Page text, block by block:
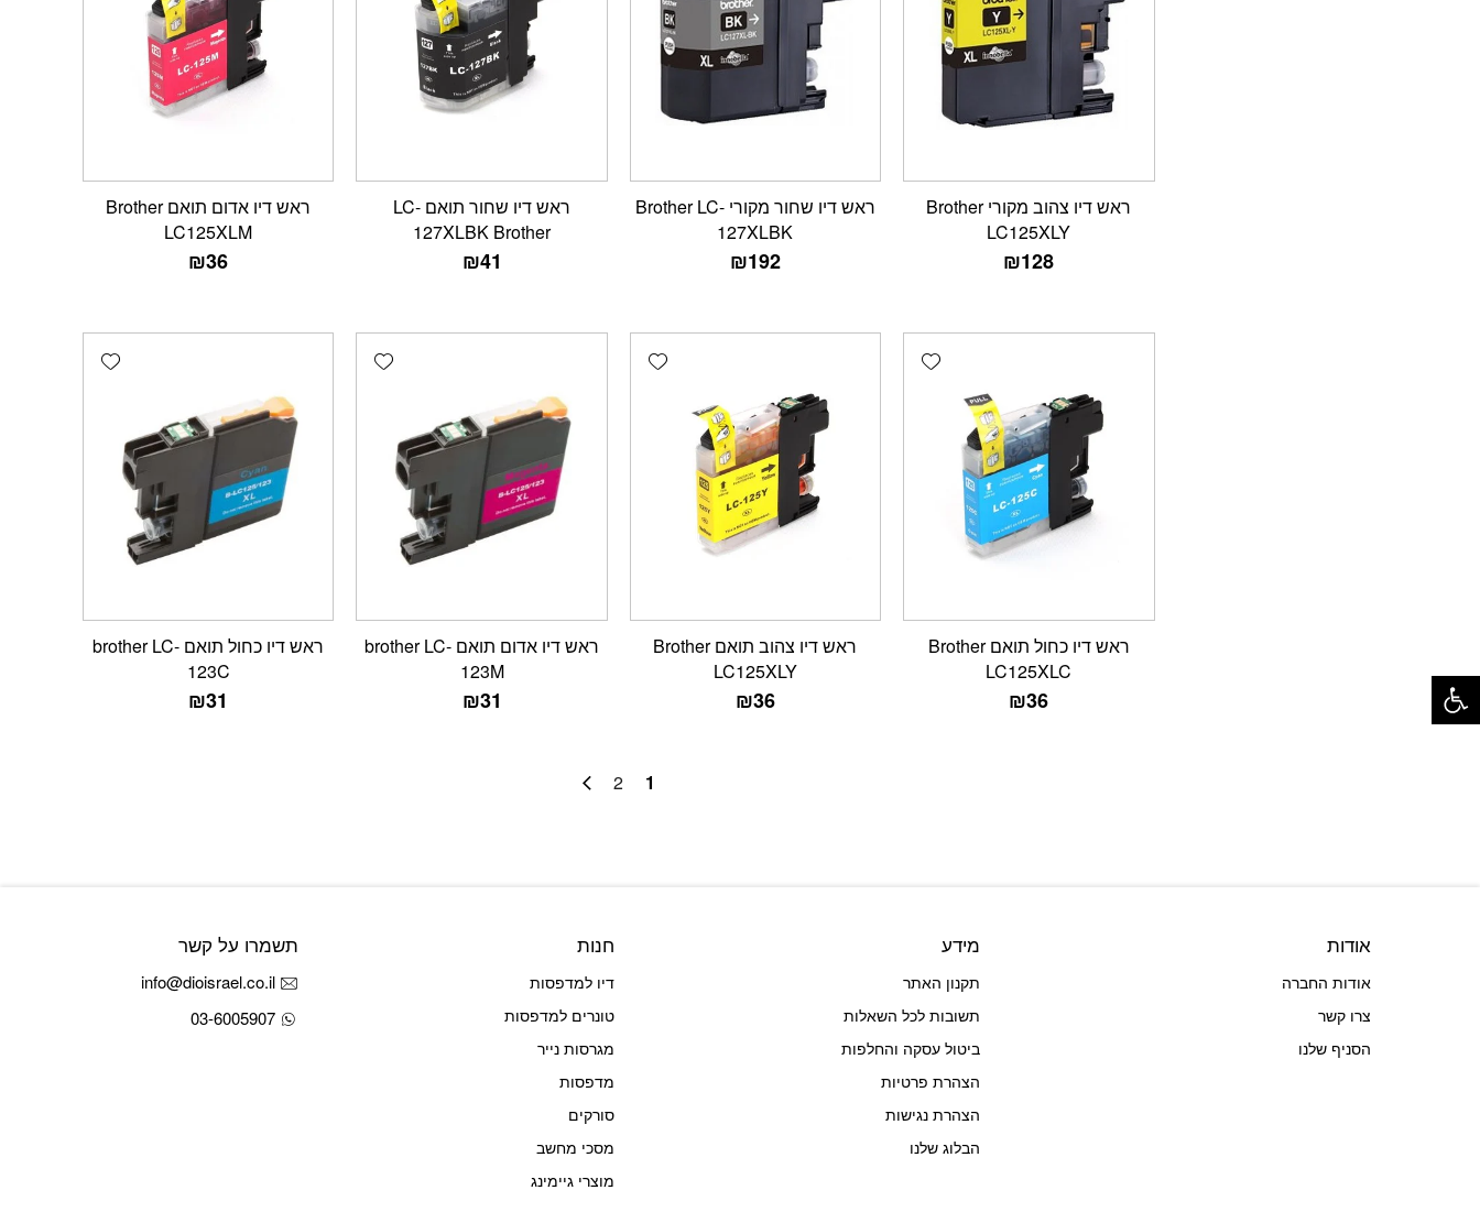
ראש דיו צהוב מקורי Brother
LC125XLY
₪128
ראש דיו שחור מקורי Brother LC-
127XLBK
₪192
ראש דיו שחור תואם LC-
127XLBK Brother
₪41
ראש דיו אדום תואם Brother
LC125XLM
₪36
Add wishlist
ראש דיו כחול תואם Brother
LC125XLC
₪36
Add wishlist
ראש דיו צהוב תואם Brother
LC125XLY
₪36
Add wishlist
ראש דיו אדום תואם brother LC-
123M
₪31
Add wishlist
ראש דיו כחול תואם brother LC-
123C
₪31
1
2
אודות
אודות החברה
צרו קשר
הסניף שלנו
מידע
תקנון האתר
תשובות לכל השאלות
ביטול עסקה והחלפות
הצהרת פרטיות
הצהרת נגישות
הבלוג שלנו
חנות
דיו למדפסות
טונרים למדפסות
מגרסות נייר
מדפסות
סורקים
מסכי מחשב
מוצרי גיימינג
תשמרו על קשר
info@dioisrael.co.il
03-6005907
פתח סרגל נגישות